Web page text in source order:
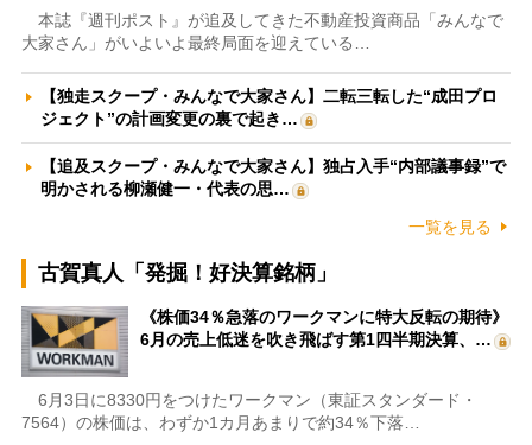
本誌『週刊ポスト』が追及してきた不動産投資商品「みんなで
大家さん」がいよいよ最終局面を迎えている…
【独走スクープ・みんなで大家さん】二転三転した“成田プロ
ジェクト”の計画変更の裏で起き…
【追及スクープ・みんなで大家さん】独占入手“内部議事録”で
明かされる柳瀬健一・代表の思…
一覧を見る
古賀真人「発掘！好決算銘柄」
《株価34％急落のワークマンに特大反転の期待》
6月の売上低迷を吹き飛ばす第1四半期決算、…
6月3日に8330円をつけたワークマン（東証スタンダード・
7564）の株価は、わずか1カ月あまりで約34％下落…